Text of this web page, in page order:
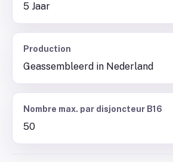
5 Jaar
Production
Geassembleerd in Nederland
Nombre max. par disjoncteur B16
50